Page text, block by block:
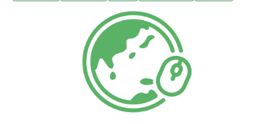
基金會（WWF）最近發表的一份報告顯示，60％的受監
測動物族群已在數十年內被消滅，但IUCN帶來的好消息顯
示，團結一致的國際合作行動可以有所結果。過去受脅程
度列為「瀕危級」（endangered，EN）的長鬚鯨，數量
自1970年代實施國際禁止商業捕撈後，數量成長一倍，現
已達到10萬隻成熟個體。灰鯨在西太平洋的族群也有明顯
改善，不再被列為「極度瀕危」（critically endangered，